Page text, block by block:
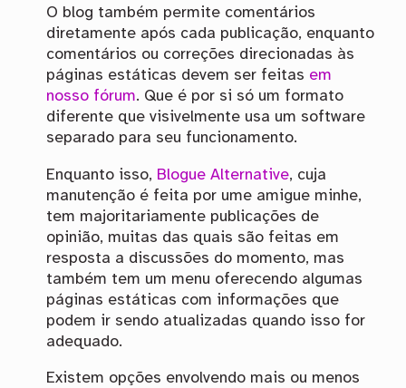
O blog também permite comentários
diretamente após cada publicação, enquanto
comentários ou correções direcionadas às
páginas estáticas devem ser feitas em
nosso fórum. Que é por si só um formato
diferente que visivelmente usa um software
separado para seu funcionamento.
Enquanto isso, Blogue Alternative, cuja
manutenção é feita por ume amigue minhe,
tem majoritariamente publicações de
opinião, muitas das quais são feitas em
resposta a discussões do momento, mas
também tem um menu oferecendo algumas
páginas estáticas com informações que
podem ir sendo atualizadas quando isso for
adequado.
Existem opções envolvendo mais ou menos